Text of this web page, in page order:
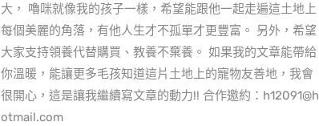
大， 嚕咪就像我的孩子一樣，希望能跟他一起走遍這土地上
每個美麗的角落，有他人生才不孤單才更豐富。 另外，希望
大家支持領養代替購買、教養不棄養。 如果我的文章能帶給
你溫暖，能讓更多毛孩知道這片土地上的寵物友善地，我會
很開心，這是讓我繼續寫文章的動力!! 合作邀約：h12091@h
otmail.com